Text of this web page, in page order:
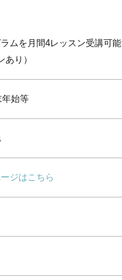
ムを月間4レッスン受講可能
あり）
年始等
ジはこちら